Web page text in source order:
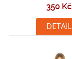
350 Kč
DETAIL